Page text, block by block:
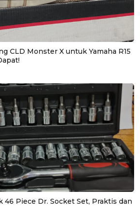
CLD Monster X untuk Yamaha R15
46 Piece Dr. Socket Set, Praktis dan